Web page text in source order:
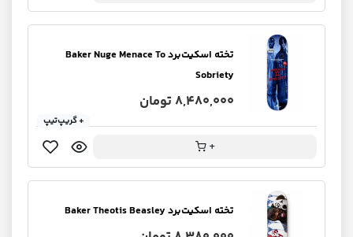
تخته اسکیت‌برد Baker Nuge Menace To
Sobriety
8,480,000 تومان
+
+ گریپ‌تیپ
تخته اسکیت‌برد Baker Theotis Beasley